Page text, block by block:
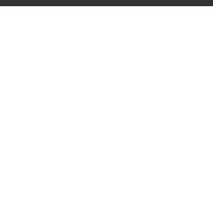
1 place de la Mairie